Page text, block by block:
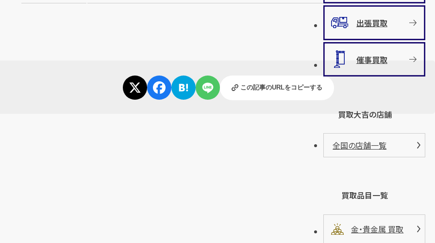
この記事のURLをコピーする
出張買取
催事買取
買取大吉の店舗
全国の店舗一覧
買取品目一覧
金・貴金属 買取